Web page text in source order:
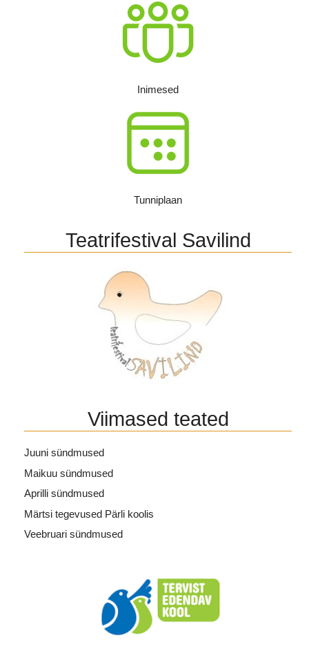
Inimesed
Tunniplaan
Teatrifestival Savilind
Viimased teated
Juuni sündmused
Maikuu sündmused
Aprilli sündmused
Märtsi tegevused Pärli koolis
Veebruari sündmused